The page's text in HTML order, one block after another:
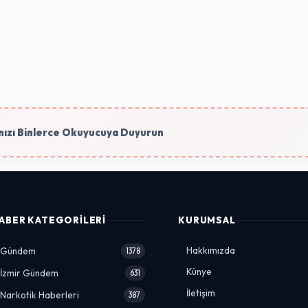
Binlerce Okuyucuya Duyurun
KATEGORILERI
Gündem 1378
İzmir Gündem 631
Narkotik Haberleri 387
KURUMSAL
Hakkımızda
Künye
İletişim